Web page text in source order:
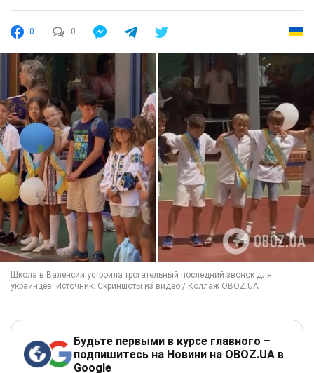
0 0
Будьте первыми в курсе главного –
подпишитесь на Новини на OBOZ.UA в
Google